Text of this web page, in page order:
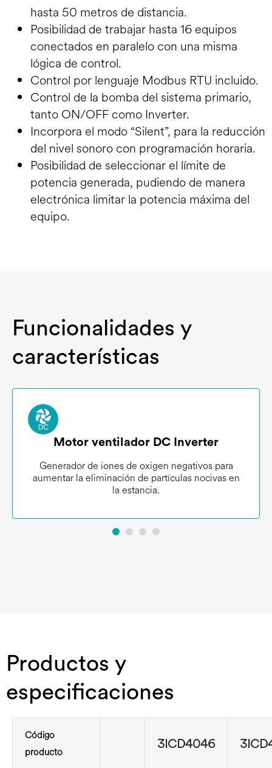
hasta 50 metros de distancia.
Posibilidad de trabajar hasta 16 equipos
conectados en paralelo con una misma
lógica de control.
Control por lenguaje Modbus RTU incluido.
Control de la bomba del sistema primario,
tanto ON/OFF como Inverter.
Incorpora el modo “Silent”, para la reducción
del nivel sonoro con programación horaria.
Posibilidad de seleccionar el límite de
potencia generada, pudiendo de manera
electrónica limitar la potencia máxima del
equipo.
Funcionalidades y
características
Motor ventilador DC Inverter
Generador de iones de oxigen negativos para
aumentar la eliminación de partículas nocivas en
la estancia.
Productos y
especificaciones
Código
producto
3ICD4046